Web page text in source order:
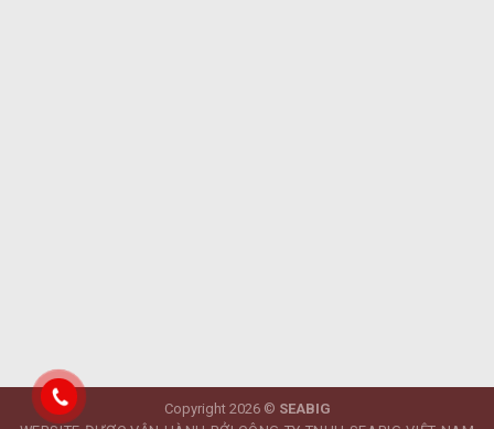
Copyright 2026 © SEABIG